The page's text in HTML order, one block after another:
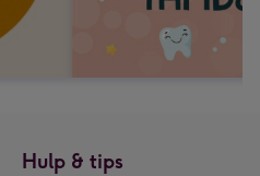
Hulp & tips